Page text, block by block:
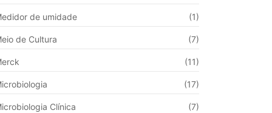
de umidade (1)
de Cultura (7)
(11)
(17)
Clínica (7)